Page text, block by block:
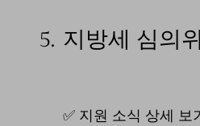
5. 지방세 심의
✅ 지원 소식 상세 보